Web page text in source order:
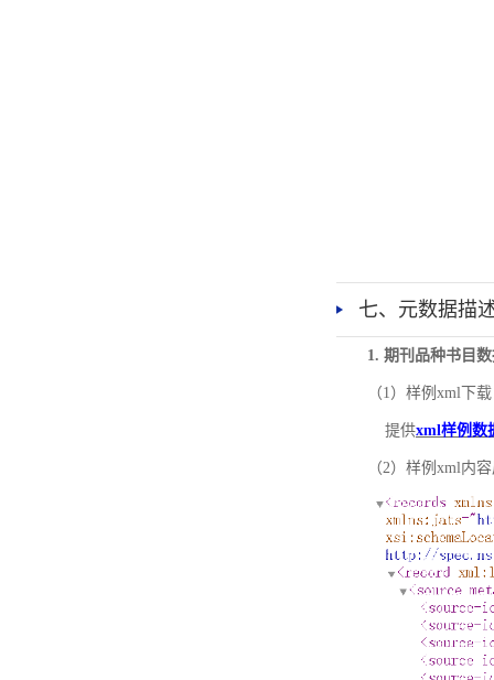
七、元数据描
1. 期刊品种书目
（1）样例xml下载
提供xml样例数
（2）样例xml内